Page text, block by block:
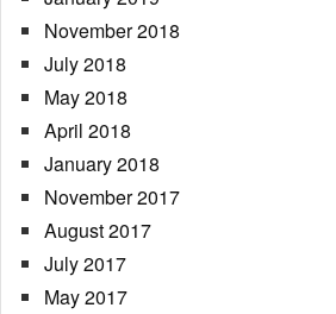
November 2018
July 2018
May 2018
April 2018
January 2018
November 2017
August 2017
July 2017
May 2017